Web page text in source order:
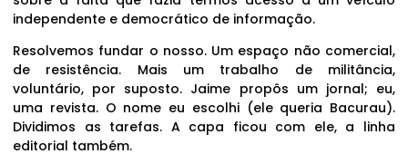
independente e democrático de informação.
Resolvemos fundar o nosso. Um espaço não comercial,
de resistência. Mais um trabalho de militância,
voluntário, por suposto. Jaime propôs um jornal; eu,
uma revista. O nome eu escolhi (ele queria Bacurau).
Dividimos as tarefas. A capa ficou com ele, a linha
editorial também.